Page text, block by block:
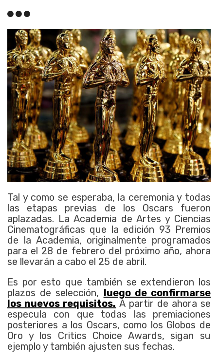
Tal y como se esperaba, la ceremonia y todas
las etapas previas de los Oscars fueron
aplazadas. La Academia de Artes y Ciencias
Cinematográficas que la edición 93 Premios
de la Academia, originalmente programados
para el 28 de febrero del próximo año, ahora
se llevarán a cabo el 25 de abril.
Es por esto que también se extendieron los
plazos de selección, luego de confirmarse
los nuevos requisitos. A partir de ahora se
especula con que todas las premiaciones
posteriores a los Oscars, como los Globos de
Oro y los Critics Choice Awards, sigan su
ejemplo y también ajusten sus fechas.